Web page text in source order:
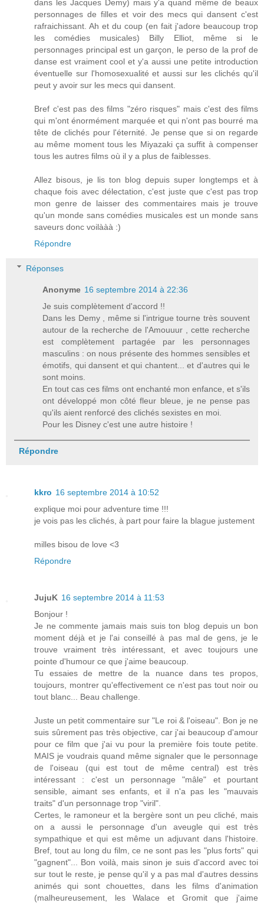
dans les Jacques Demy) mais y'a quand même de beaux
personnages de filles et voir des mecs qui dansent c'est
rafraichissant. Ah et du coup (en fait j'adore beaucoup trop
les comédies musicales) Billy Elliot, même si le
personnages principal est un garçon, le perso de la prof de
danse est vraiment cool et y'a aussi une petite introduction
éventuelle sur l'homosexualité et aussi sur les clichés qu'il
peut y avoir sur les mecs qui dansent.
Bref c'est pas des films "zéro risques" mais c'est des films
qui m'ont énormément marquée et qui n'ont pas bourré ma
tête de clichés pour l'éternité. Je pense que si on regarde
au même moment tous les Miyazaki ça suffit à compenser
tous les autres films où il y a plus de faiblesses.
Allez bisous, je lis ton blog depuis super longtemps et à
chaque fois avec délectation, c'est juste que c'est pas trop
mon genre de laisser des commentaires mais je trouve
qu'un monde sans comédies musicales est un monde sans
saveurs donc voilààà :)
Répondre
Réponses
Anonyme 16 septembre 2014 à 22:36
Je suis complètement d'accord !!
Dans les Demy , même si l'intrigue tourne très souvent
autour de la recherche de l'Amouuur , cette recherche
est complètement partagée par les personnages
masculins : on nous présente des hommes sensibles et
émotifs, qui dansent et qui chantent... et d'autres qui le
sont moins.
En tout cas ces films ont enchanté mon enfance, et s'ils
ont développé mon côté fleur bleue, je ne pense pas
qu'ils aient renforcé des clichés sexistes en moi.
Pour les Disney c'est une autre histoire !
Répondre
kkro 16 septembre 2014 à 10:52
explique moi pour adventure time !!!
je vois pas les clichés, à part pour faire la blague justement
milles bisou de love <3
Répondre
JujuK 16 septembre 2014 à 11:53
Bonjour !
Je ne commente jamais mais suis ton blog depuis un bon
moment déjà et je l'ai conseillé à pas mal de gens, je le
trouve vraiment très intéressant, et avec toujours une
pointe d'humour ce que j'aime beaucoup.
Tu essaies de mettre de la nuance dans tes propos,
toujours, montrer qu'effectivement ce n'est pas tout noir ou
tout blanc... Beau challenge.
Juste un petit commentaire sur "Le roi & l'oiseau". Bon je ne
suis sûrement pas très objective, car j'ai beaucoup d'amour
pour ce film que j'ai vu pour la première fois toute petite.
MAIS je voudrais quand même signaler que le personnage
de l'oiseau (qui est tout de même central) est très
intéressant : c'est un personnage "mâle" et pourtant
sensible, aimant ses enfants, et il n'a pas les "mauvais
traits" d'un personnage trop "viril".
Certes, le ramoneur et la bergère sont un peu cliché, mais
on a aussi le personnage d'un aveugle qui est très
sympathique et qui est même un adjuvant dans l'histoire.
Bref, tout au long du film, ce ne sont pas les "plus forts" qui
"gagnent"... Bon voilà, mais sinon je suis d'accord avec toi
sur tout le reste, je pense qu'il y a pas mal d'autres dessins
animés qui sont chouettes, dans les films d'animation
(malheureusement, les Walace et Gromit que j'aime